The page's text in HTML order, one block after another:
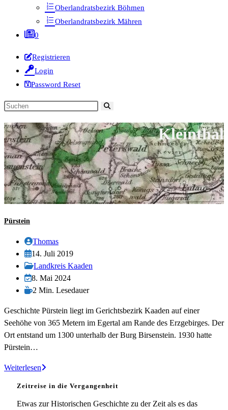
Oberlandratsbezirk Böhmen
Oberlandratsbezirk Mähren
0
Registrieren
Login
Password Reset
Diese
durchsuchen
Kleinthal
Pürstein
Beitrags-
Autor:
Thomas
Beitrag
veröffentlicht:
14. Juli 2019
Beitrags-
Kategorie:
Landkreis Kaaden
Beitrag
zuletzt
am:
8. Mai 2024
Lesedauer:
2 Min. Lesedauer
Geschichte Pürstein liegt im Gerichtsbezirk Kaaden auf einer
Seehöhe von 365 Metern im Egertal am Rande des Erzgebirges. Der
Ort entstand um 1300 unterhalb der Burg Birsenstein. 1930 hatte
Pürstein…
WeiterlesenPürstein
Zeitreise in die Vergangenheit
Etwas zur Historischen Geschichte zu der Zeit als es das